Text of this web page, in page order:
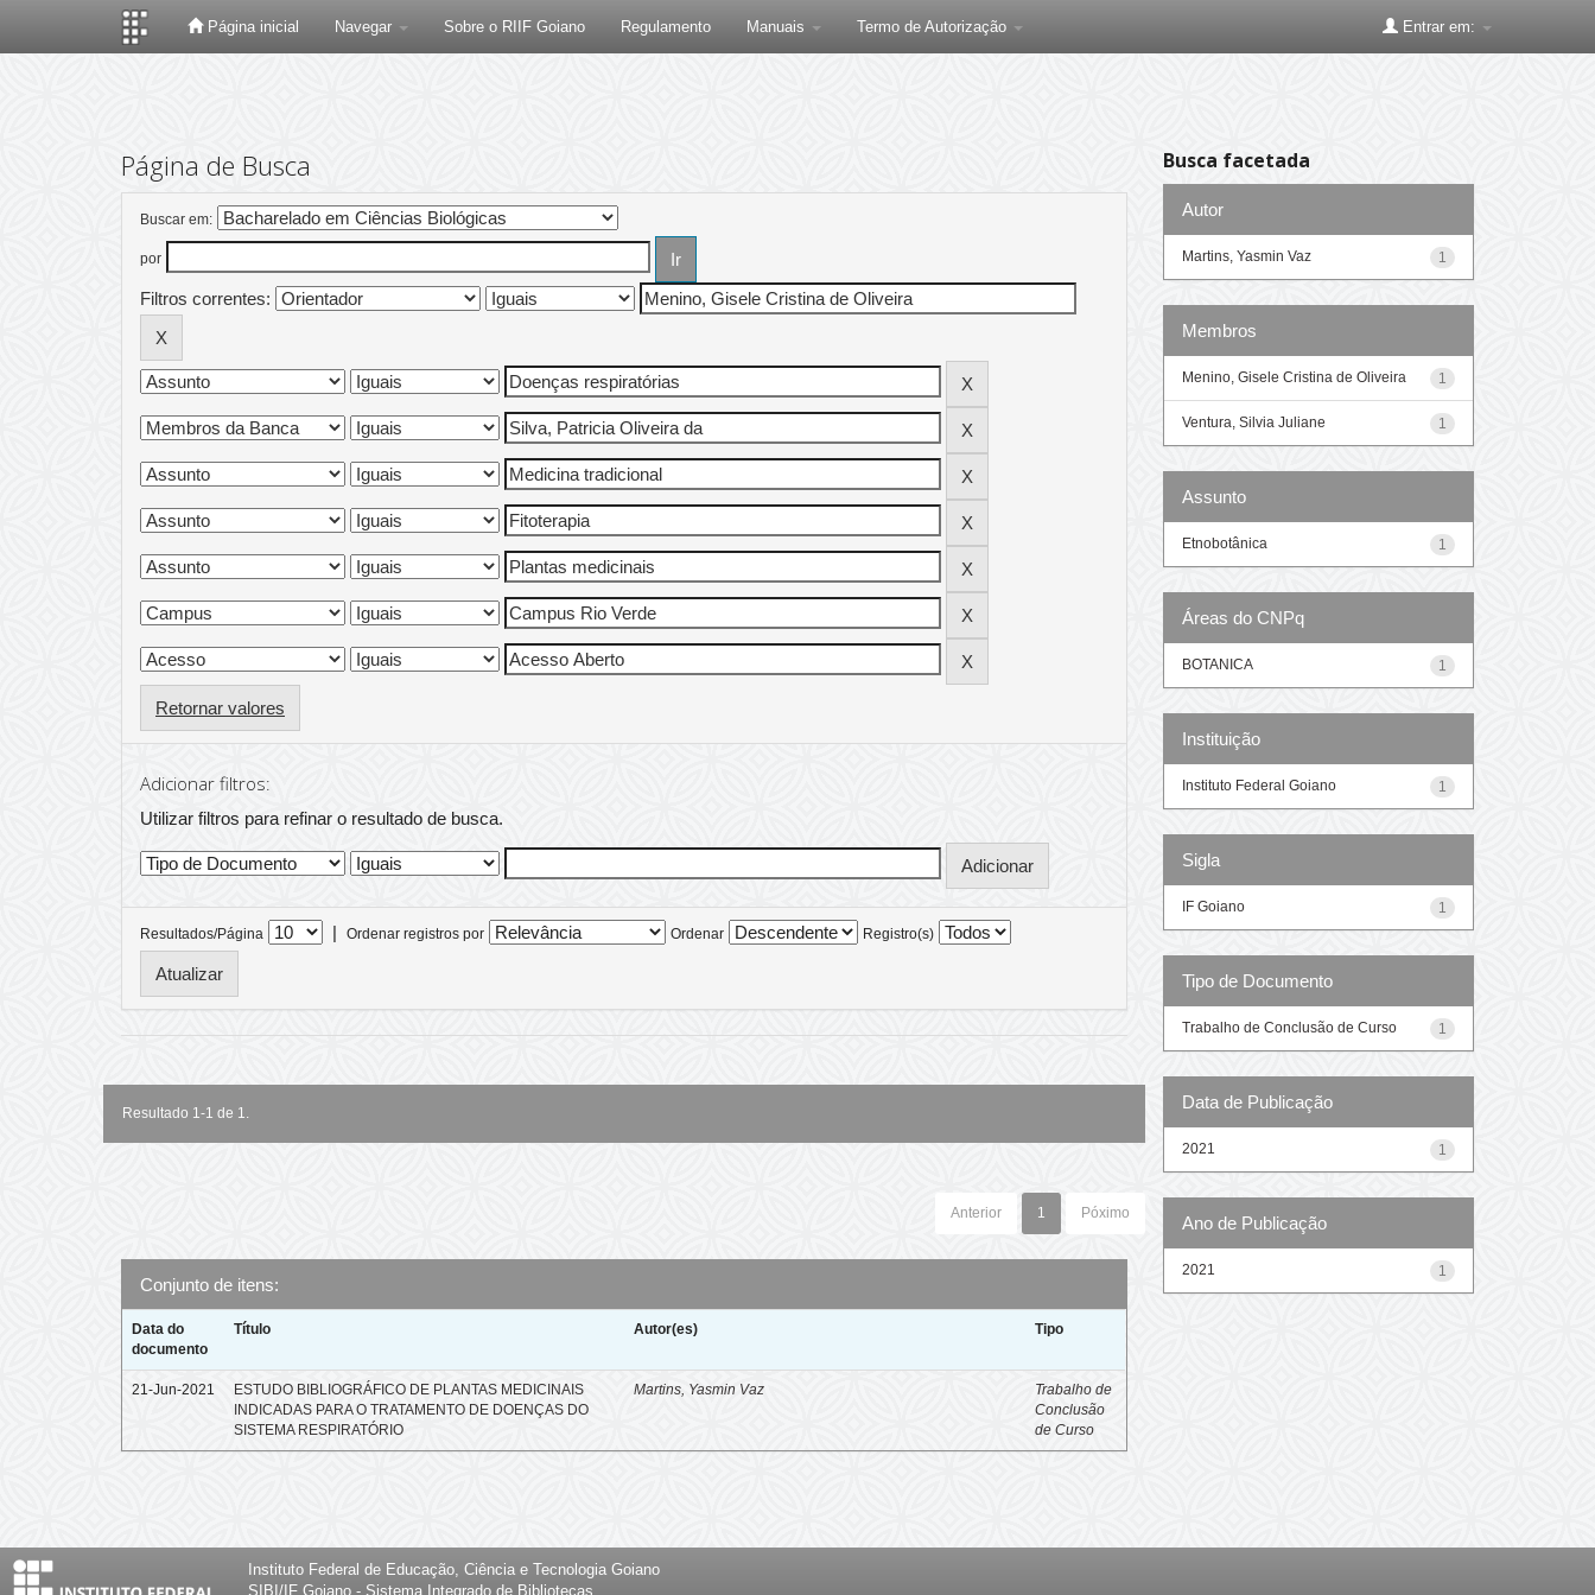
Página inicial Navegar Sobre o RIIF Goiano Regulamento Manuais Termo de Autorização Entrar em:
Página de Busca
Buscar em:
por
Filtros correntes:
Retornar valores
Adicionar filtros:
Utilizar filtros para refinar o resultado de busca.
Resultados/Página | Ordenar registros por Ordenar Registro(s)
Resultado 1-1 de 1.
Anterior 1 Póximo
Conjunto de itens:
Data do
documento
Título Autor(es) Tipo
21-Jun-2021
ESTUDO BIBLIOGRÁFICO DE PLANTAS MEDICINAIS
INDICADAS PARA O TRATAMENTO DE DOENÇAS DO
SISTEMA RESPIRATÓRIO
Martins, Yasmin Vaz
Trabalho de
Conclusão
de Curso
Busca facetada
Autor
1
Martins, Yasmin Vaz
Membros
1
Menino, Gisele Cristina de Oliveira
1
Ventura, Silvia Juliane
Assunto
1
Etnobotânica
Áreas do CNPq
1
BOTANICA
Instituição
1
Instituto Federal Goiano
Sigla
1
IF Goiano
Tipo de Documento
1
Trabalho de Conclusão de Curso
Data de Publicação
1
2021
Ano de Publicação
1
2021
Instituto Federal de Educação, Ciência e Tecnologia Goiano
SIBI/IF Goiano - Sistema Integrado de Bibliotecas